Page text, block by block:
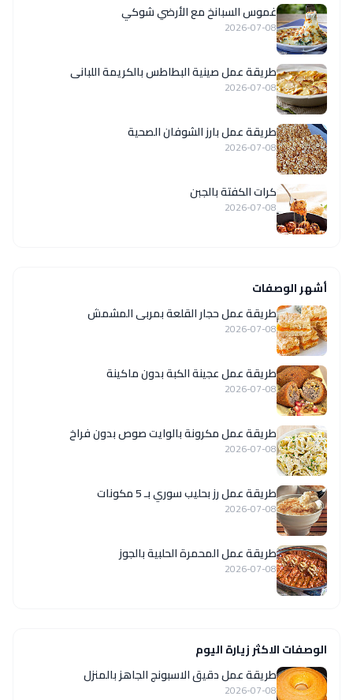
غموس السبانخ مع الأرضي شوكي
2026-07-08
طريقة عمل صينية البطاطس بالكريمة اللبانى
2026-07-08
طريقة عمل بارز الشوفان الصحية
2026-07-08
كرات الكفتة بالجبن
2026-07-08
أشهر الوصفات
طريقة عمل حجار القلعة بمربى المشمش
2026-07-08
طريقة عمل عجينة الكبة بدون ماكينة
2026-07-08
طريقة عمل مكرونة بالوايت صوص بدون فراخ
2026-07-08
طريقة عمل رز بحليب سوري بـ 5 مكونات
2026-07-08
طريقة عمل المحمرة الحلبية بالجوز
2026-07-08
الوصفات الاكثر زيارة اليوم
طريقة عمل دقيق الاسبونج الجاهز بالمنزل
2026-07-08